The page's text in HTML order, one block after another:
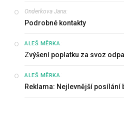
Onderkova Jana:
Podrobné kontakty
ALEŠ MĚRKA :
Zvýšení poplatku za svoz
ALEŠ MĚRKA :
Reklama: Nejlevnější posílání